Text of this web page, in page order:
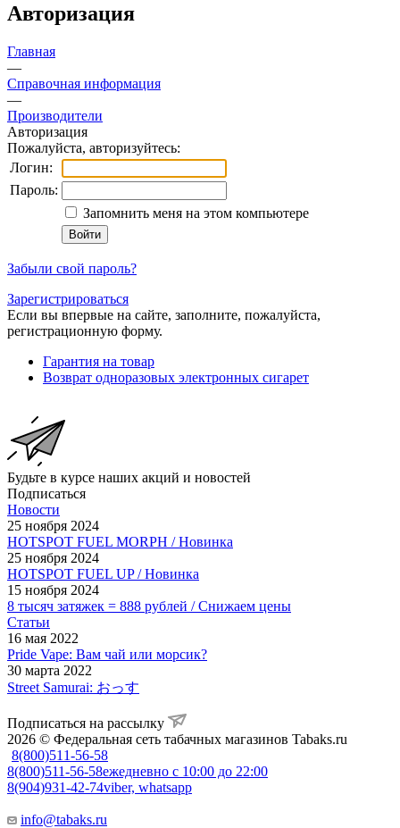
Авторизация
Главная
—
Справочная информация
—
Производители
Авторизация
Пожалуйста, авторизуйтесь:
Логин:
Пароль:
Запомнить меня на этом компьютере
Забыли свой пароль?
Зарегистрироваться
Если вы впервые на сайте, заполните, пожалуйста,
регистрационную форму.
Гарантия на товар
Возврат одноразовых электронных сигарет
Будьте в курсе наших акций и новостей
Подписаться
Новости
25 ноября 2024
HOTSPOT FUEL MORPH / Новинка
25 ноября 2024
HOTSPOT FUEL UP / Новинка
15 ноября 2024
8 тысяч затяжек = 888 рублей / Снижаем цены
Статьи
16 мая 2022
Pride Vape: Вам чай или морсик?
30 марта 2022
Street Samurai: おっす
Подписаться на рассылку
2026 © Федеральная сеть табачных магазинов Tabaks.ru
8(800)511-56-58
8(800)511-56-58ежедневно с 10:00 до 22:00
8(904)931-42-74viber, whatsapp
info@tabaks.ru